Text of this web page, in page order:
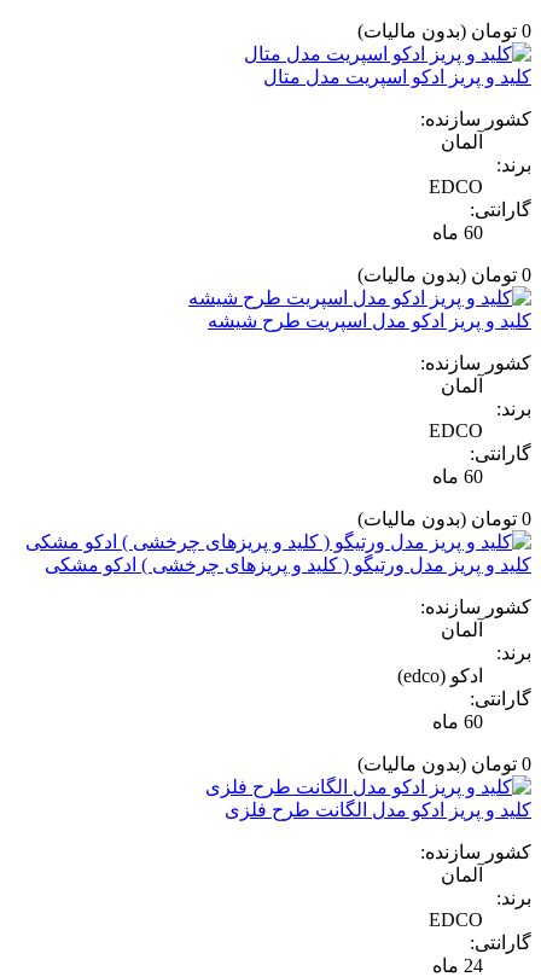
0 تومان (بدون مالیات)
کلید و پریز ادکو اسپریت مدل متال
کشور سازنده:
آلمان
برند:
EDCO
گارانتی:
60 ماه
0 تومان (بدون مالیات)
کلید و پریز ادکو مدل اسپریت طرح شیشه
کشور سازنده:
آلمان
برند:
EDCO
گارانتی:
60 ماه
0 تومان (بدون مالیات)
کلید و پریز مدل ورتیگو ( کلید و پریزهای چرخشی ) ادکو مشکی
کشور سازنده:
آلمان
برند:
ادکو (edco)
گارانتی:
60 ماه
0 تومان (بدون مالیات)
کلید و پریز ادکو مدل الگانت طرح فلزی
کشور سازنده:
آلمان
برند:
EDCO
گارانتی:
24 ماه